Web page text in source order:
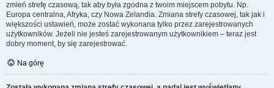
zmień strefę czasową, tak aby była zgodna z twoim miejscem pobytu. Np.
Europa centralna, Afryka, czy Nowa Zelandia. Zmiana strefy czasowej, tak jak i
większości ustawień, może zostać wykonana tylko przez zarejestrowanych
użytkowników. Jeżeli nie jesteś zarejestrowanym użytkownikiem – teraz jest
dobry moment, by się zarejestrować.
Na górę